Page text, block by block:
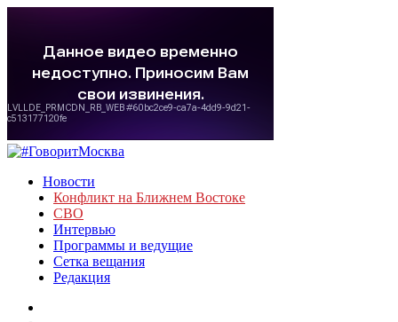
Новости
Конфликт на Ближнем Востоке
СВО
Интервью
Программы и ведущие
Сетка вещания
Редакция